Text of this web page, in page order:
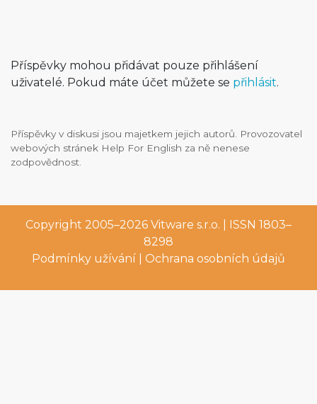
Příspěvky mohou přidávat pouze přihlášení
uživatelé. Pokud máte účet můžete se přihlásit.
Příspěvky v diskusi jsou majetkem jejich autorů. Provozovatel
webových stránek Help For English za ně nenese
zodpovědnost.
Copyright 2005–2026 Vitware s.r.o. | ISSN 1803–
8298
Podmínky užívání
Ochrana osobních údajů